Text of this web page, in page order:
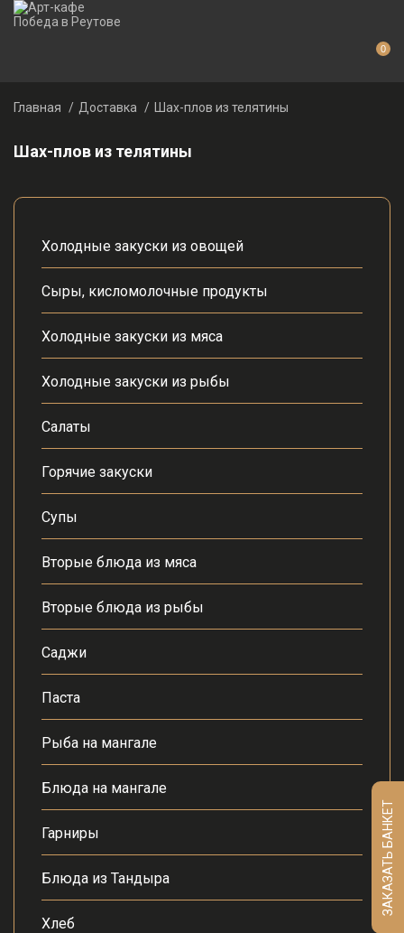
0
Главная Доставка Шах-плов из телятины
Шах-плов из телятины
Холодные закуски из овощей
Сыры, кисломолочные продукты
Холодные закуски из мяса
Холодные закуски из рыбы
Салаты
Горячие закуски
Супы
Вторые блюда из мяса
Вторые блюда из рыбы
Саджи
Паста
Рыба на мангале
Блюда на мангале
Гарниры
Блюда из Тандыра
Хлеб
ЗАКАЗАТЬ БАНКЕТ